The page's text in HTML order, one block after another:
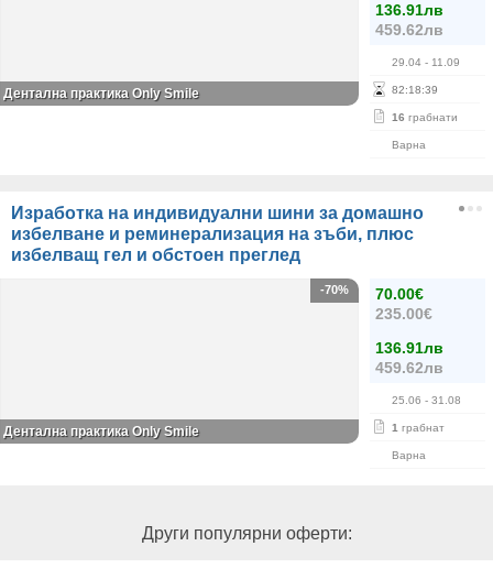
136.91лв
459.62лв
29.04 - 11.09
82:18:39
16 грабнати
Варна
Дентална практика Only Smile
Изработка на индивидуални шини за домашно
избелване и реминерализация на зъби, плюс
избелващ гел и обстоен преглед
70.00€
235.00€
136.91лв
459.62лв
25.06 - 31.08
1 грабнат
Варна
-70%
Дентална практика Only Smile
Други популярни оферти: